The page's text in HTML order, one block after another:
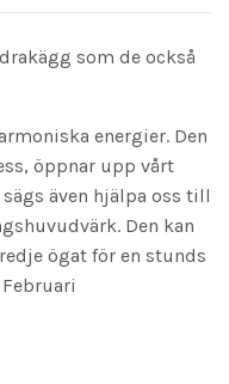
som de också
energier. Den
öppnar upp vårt
även hjälpa oss till
Den kan
ögat för en stunds